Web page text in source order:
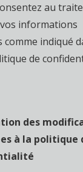
au
informations
comme indiqué
de
des
à la politique